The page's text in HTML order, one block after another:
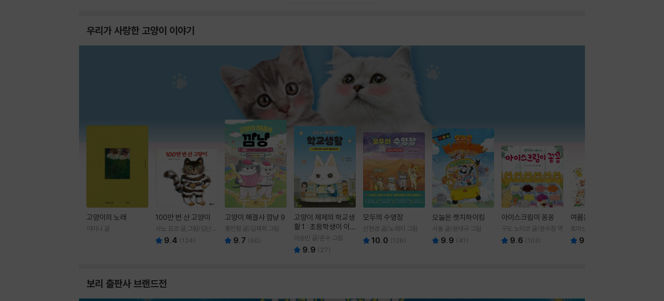
우리가 사랑한 고양이 이야기
고양이의 노래
이미나 글
100만 번 산 고양이
사노 요코 글,그림/김난주
역 9.4 (124)
고양이 해결사 깜냥 9
홍민정 글/김재희 그림
9.7 (60)
고양이 제제의 학교생
활 1 : 초등학생이 이
렇게 힘들 줄이야
이승민 글/온수 그림
9.9 ( 27)
모두의 수영장
신현경 글/노예지 그림
10.0 (126)
오늘은 캣치하이킹
서율 글/윤태규 그림
9.9 (41 )
아이스크림이 꽁꽁
구도 노리코 글/윤수정 역
9.6 (103)
여름을 부탁해
토마쓰리 글그림
9.8
보리 출판사 브랜드전